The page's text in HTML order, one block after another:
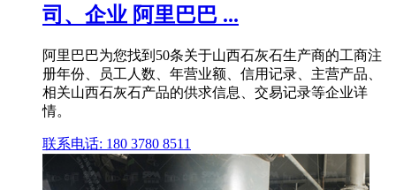
司、企业 阿里巴巴 ...
阿里巴巴为您找到50条关于山西石灰石生产商的工商注
册年份、员工人数、年营业额、信用记录、主营产品、
相关山西石灰石产品的供求信息、交易记录等企业详
情。
联系电话: 180 3780 8511